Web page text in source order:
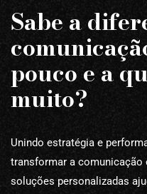
Sabe a
pouco e a
muito?
Unindo estratégia e
transformar a
soluções personalizadas